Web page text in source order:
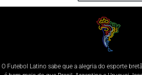
O Futebol Latino sabe que a alegria do esporte